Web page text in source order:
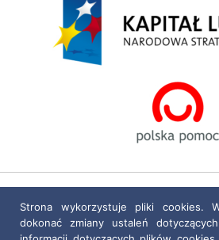
Projekt i realizacja:
Strona wykorzystuje pliki cookies.
dokonać zmiany ustaleń